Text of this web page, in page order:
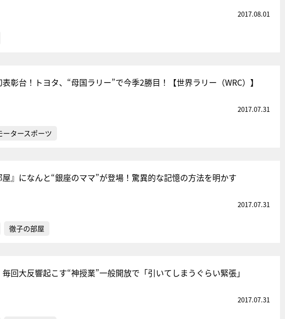
2017.08.01
彰台！トヨタ、“母国ラリー”で今季2勝目！【世界ラリー（WRC）】
2017.07.31
ータースポーツ
屋』になんと“銀座のママ”が登場！驚異的な記憶の方法を明かす
2017.07.31
徹子の部屋
回大反響起こす“神授業”一般開放で「引いてしまうぐらい緊張」
2017.07.31